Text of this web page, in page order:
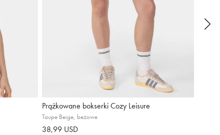
Prążkowane bokserki Cozy Leisure
Taupe Beige, beżowe
38,99 USD